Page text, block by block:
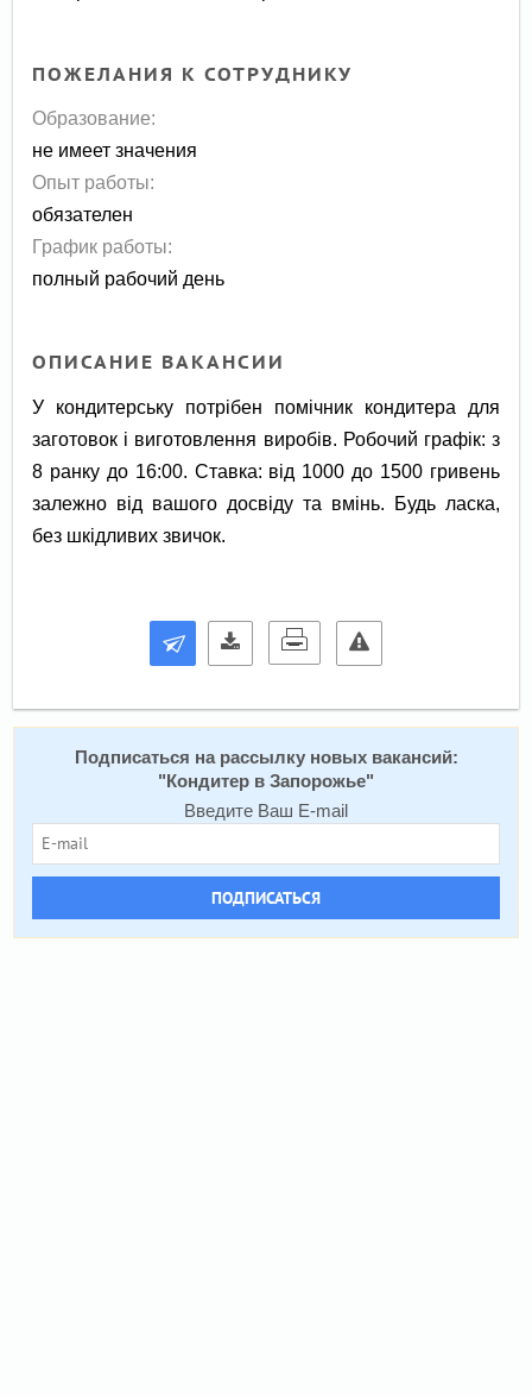
ПОЖЕЛАНИЯ К СОТРУДНИКУ
Образование:
не имеет значения
Опыт работы:
обязателен
График работы:
полный рабочий день
ОПИСАНИЕ ВАКАНСИИ
У кондитерську потрібен помічник кондитера для
заготовок і виготовлення виробів. Робочий графік: з
8 ранку до 16:00. Ставка: від 1000 до 1500 гривень
залежно від вашого досвіду та вмінь. Будь ласка,
без шкідливих звичок.
Подписаться на расcылку новых вакансий:
" Кондитер в Запорожье"
Введите Ваш E-mail
ПОДПИСАТЬСЯ